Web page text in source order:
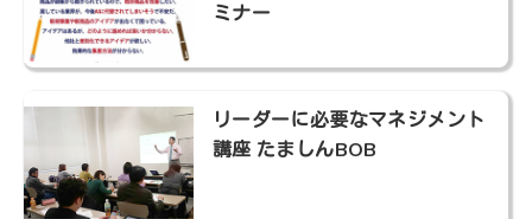
ミナー
リーダーに必要なマネジメント
講座 たましんBOB